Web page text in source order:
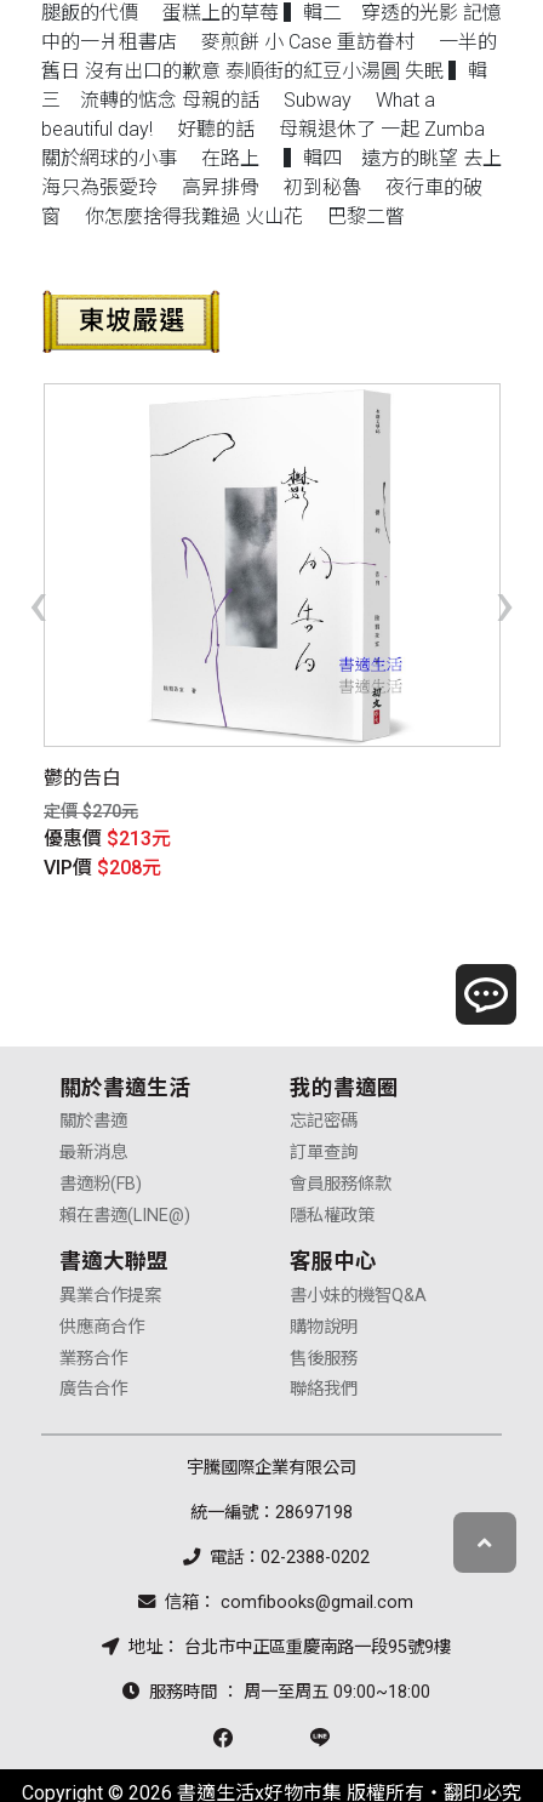
腿飯的代價 蛋糕上的草莓 ▍輯二 穿透的光影 記憶
中的一爿租書店 麥煎餅 小 Case 重訪眷村 一半的
舊日 沒有出口的歉意 泰順街的紅豆小湯圓 失眠 ▍輯
三 流轉的惦念 母親的話 Subway What a
beautiful day! 好聽的話 母親退休了 一起 Zumba
關於網球的小事 在路上 ▍輯四 遠方的眺望 去上
海只為張愛玲 高昇排骨 初到秘魯 夜行車的破
窗 你怎麼捨得我難過 火山花 巴黎二瞥
鬱的告白
定價 $270元
優惠價 $213元
VIP價 $208元
‹ ›
關於書適生活
關於書適
最新消息
書適粉(FB)
賴在書適(LINE@)
我的書適圈
忘記密碼
訂單查詢
會員服務條款
隱私權政策
書適大聯盟
異業合作提案
供應商合作
業務合作
廣告合作
客服中心
書小妹的機智Q&A
購物說明
售後服務
聯絡我們
宇騰國際企業有限公司
統一編號：28697198
電話：02-2388-0202
信箱： comfibooks@gmail.com
地址： 台北市中正區重慶南路一段95號9樓
服務時間 ： 周一至周五 09:00~18:00
Copyright © 2026 書適生活x好物市集 版權所有‧翻印必究